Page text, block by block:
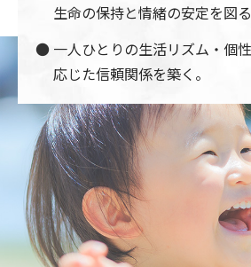
生命の保持と情緒の安定を図る
一人ひとりの生活リズム・個
応じた信頼関係を築く。